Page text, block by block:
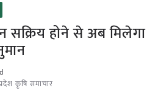
सक्रिय होने से अब मिलेगा
कृषि समाचार